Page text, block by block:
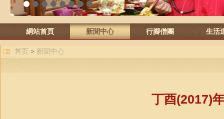
1 3 4 5 6 7 8
網站首頁 新聞中心 行腳僧團 生活
首页 > 新聞中心
丁酉(2017)